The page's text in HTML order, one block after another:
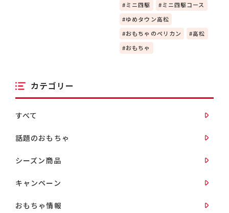
ミニ四駆
ミニ四駆コース
ゆめタウン高松
おもちゃのペリカン
高松
おもちゃ
カテゴリー
すべて
話題のおもちゃ
シーズン商品
キャンペーン
おもちゃ情報